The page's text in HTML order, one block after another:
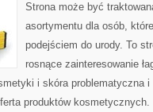
Strona może być
asortymentu dla osób,
podejściem do urody. To
rosnące zainteresowanie
i skóra problematyczna i
produktów